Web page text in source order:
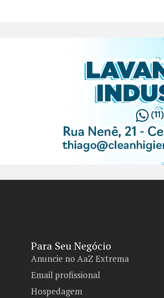
Para Seu Negócio​
Anuncie no AaZ Extrema
Email profissional
Hospedagem